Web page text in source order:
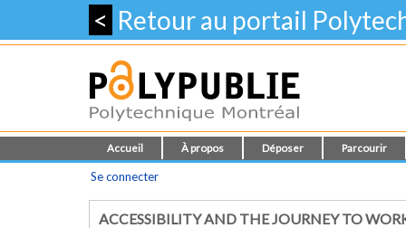
< Retour au portail
Accueil À propos Déposer Parcourir
Se connecter
ACCESSIBILITY AND THE JOURNEY TO